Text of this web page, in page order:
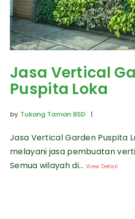
Jasa Vertical
Puspita Loka
by Tukang Taman BSD |
Jasa Vertical Garden Puspita
melayani jasa pembuatan
Semua wilayah di...View Detail